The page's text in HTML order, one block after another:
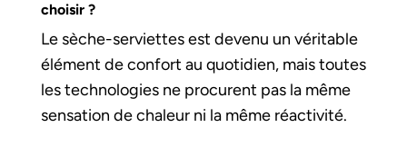
choisir ?
Le sèche-serviettes est devenu un véritable
élément de confort au quotidien, mais toutes
les technologies ne procurent pas la même
sensation de chaleur ni la même réactivité.